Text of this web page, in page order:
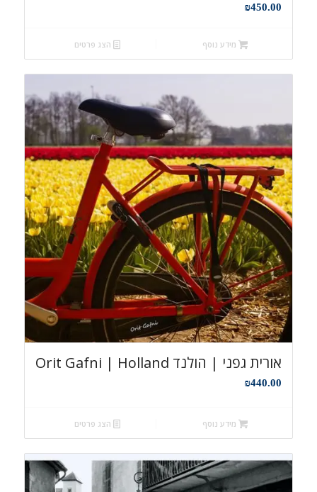
₪450.00
מידע נוסף הצג פרטים
אורית גפני | הולנד Orit Gafni | Holland
₪440.00
מידע נוסף הצג פרטים